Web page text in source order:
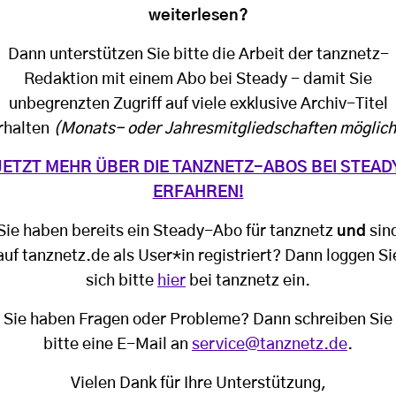
weiterlesen?
Dann unterstützen Sie bitte die Arbeit der tanznetz-
Redaktion mit einem Abo bei Steady - damit Sie
unbegrenzten Zugriff auf viele exklusive Archiv-Titel
(Monats- oder Jahresmitgliedschaften
MEHR ÜBER DIE TANZNETZ-ABOS BEI
ERFAHREN!
haben bereits ein Steady-Abo für tanznetz und
tanznetz.de als User*in registriert? Dann loggen
sich bitte hier bei tanznetz ein.
Sie haben Fragen oder Probleme? Dann schreiben Sie
bitte eine E-Mail an service@tanznetz.de.
Vielen Dank für Ihre Unterstützung,